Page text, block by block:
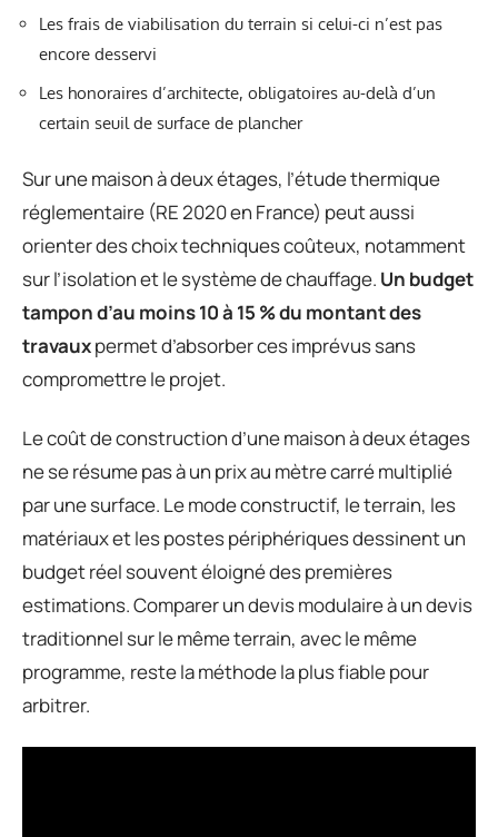
Les frais de viabilisation du terrain si celui-ci n’est pas
encore desservi
Les honoraires d’architecte, obligatoires au-delà d’un
certain seuil de surface de plancher
Sur une maison à deux étages, l’étude thermique
réglementaire (RE 2020 en France) peut aussi
orienter des choix techniques coûteux, notamment
sur l’isolation et le système de chauffage. Un budget
tampon d’au moins 10 à 15 % du montant des
travauxpermet d’absorber ces imprévus sans
compromettre le projet.
Le coût de construction d’une maison à deux étages
ne se résume pas à un prix au mètre carré multiplié
par une surface. Le mode constructif, le terrain, les
matériaux et les postes périphériques dessinent un
budget réel souvent éloigné des premières
estimations. Comparer un devis modulaire à un devis
traditionnel sur le même terrain, avec le même
programme, reste la méthode la plus fiable pour
arbitrer.